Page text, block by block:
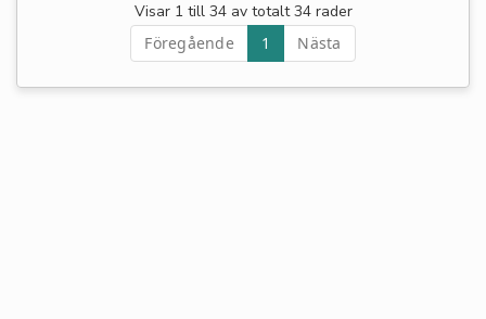
Visar 1 till 34 av totalt 34 rader
Föregående
1 Nästa